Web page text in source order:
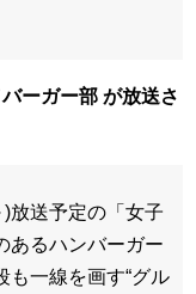
ーガー部 が放送さ
放送予定の「女子
あるハンバーガー
も一線を画す“グル